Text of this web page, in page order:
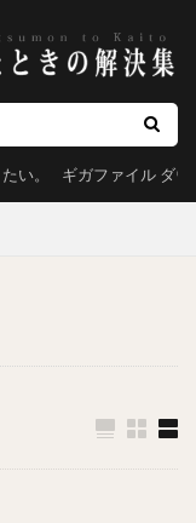
い。 ギガファイル ダ